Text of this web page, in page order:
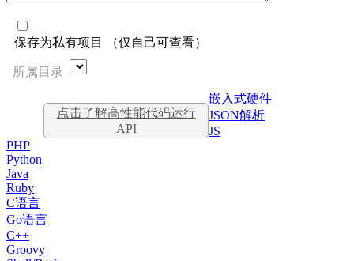
保存为私有项目 （仅自己可查看）
所属目录
点击了解高性能代码运行
API
嵌入式硬件
JSON解析
JS
PHP
Python
Java
Ruby
C语言
Go语言
C++
Groovy